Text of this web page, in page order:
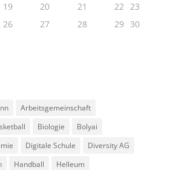
19 20 21 22 23
26 27 28 29
30
Arbeitsgemeinschaft
Biologie
Bolyai
Digitale Schule
Diversity AG
Handball Helleum